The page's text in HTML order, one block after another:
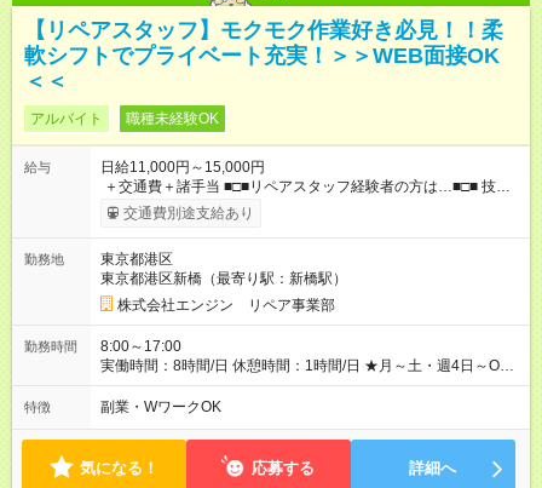
【リペアスタッフ】モクモク作業好き必見！！柔
軟シフトでプライベート充実！＞＞WEB面接OK
＜＜
アルバイト 職種未経験OK
給与
日給11,000円～15,000円
＋交通費＋諸手当 ■□■リペアスタッフ経験者の方は…■□■ 技術
チェック後に日給を決定します！ ・現場数に応じて『日給が1.2
倍』！ ・その他手当により『1.5倍』になることも…！ ・その他
交通費規定支給 ◆残業手当あり ◆子供手当あり ◆宿泊手当あり
(2，000円/1日) ※宿泊を伴う現場の場合 ◆先輩スタッフの給与例
﹋﹋﹋﹋﹋﹋﹋﹋﹋﹋﹋ ・週5日勤務Aさん ＞＞日給11，000円
×20勤務 ＞＞月収22万円＋諸手当 【試用期間】試用期間あり 試
用期間の長さ：6ヶ月 ※ 雇用形態と給与に、本採用時と異なる部
分があります。 雇用形態：本採用時と同じです。 給与：日
円 121勤務目から日給1万1，000円～ となります。
::::: ::::: ::::: ::::: ::::: ::::::
交通費別途支給あり
勤務地
東京都港区
東京都港区新橋（最寄り駅：新橋駅）
株式会社エンジン リペア事業部
勤務時間
8:00～17:00
実働時間：8時間/日 休憩時間：1時間/日 ★月～土・週4日～OK
★週5日入れる方大歓迎！※日時相談OK ★時期により連休取得も
可能！ ＼毎月希望シフト提出で働きやすい！／ 毎月20日までに
OK
特徴 副業・WワークOK
気になる！ 応募する 詳細へ